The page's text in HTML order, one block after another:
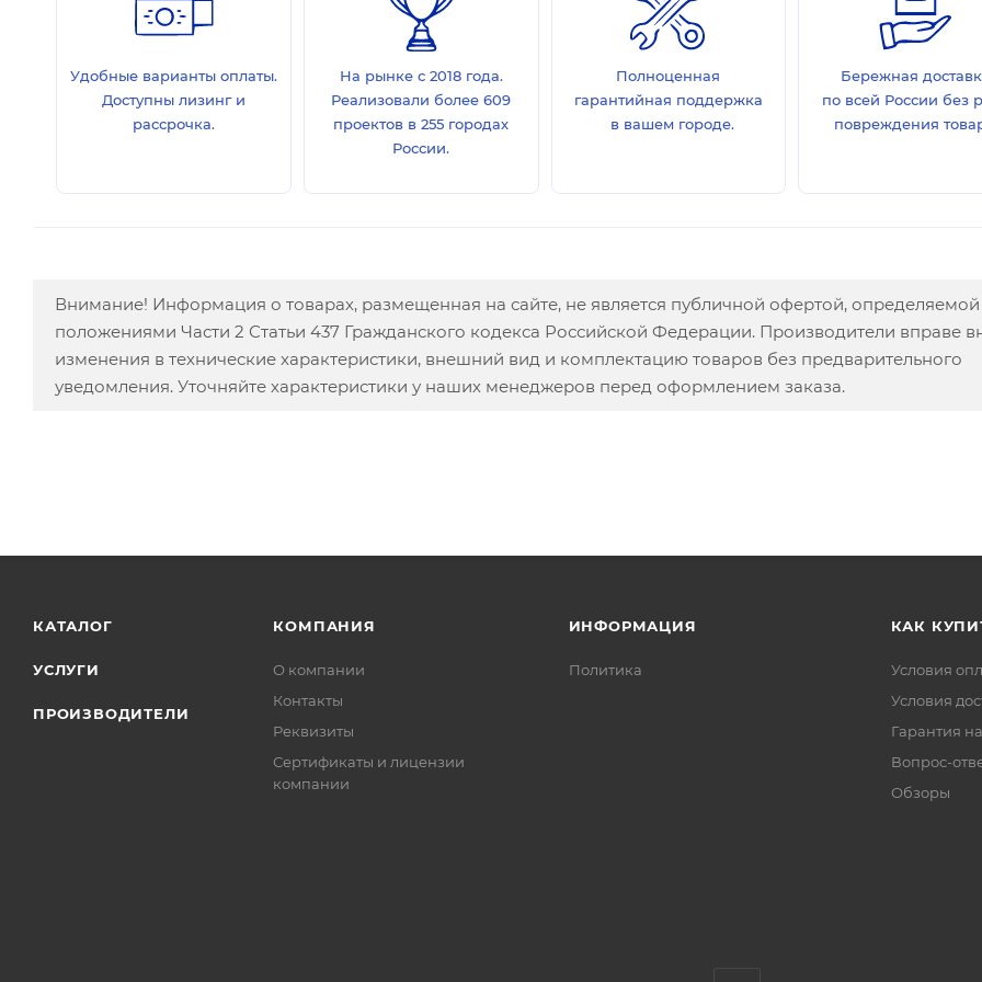
Удобные варианты оплаты.
Доступны лизинг и
рассрочка.
На рынке с 2018 года.
Реализовали более 609
проектов в 255 городах
России.
Полноценная
гарантийная поддержка
в вашем городе.
Бережная
по всей России без
повреждения
Внимание! Информация о товарах, размещенная на сайте, не является публичной офертой, определяемой
положениями Части 2 Статьи 437 Гражданского кодекса Российской Федерации. Производители вправе
изменения в технические характеристики, внешний вид и комплектацию товаров без предварительного
уведомления. Уточняйте характеристики у наших менеджеров перед оформлением заказа.
КАТАЛОГ
УСЛУГИ
ПРОИЗВОДИТЕЛИ
КОМПАНИЯ
О компании
Контакты
Реквизиты
Сертификаты и лицензии
компании
ИНФОРМАЦИЯ
Политика
КАК
Условия
Условия
Гарантия
Вопрос-
Обзоры